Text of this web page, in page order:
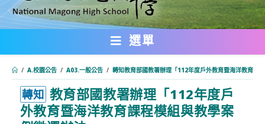
要
內
選單
/ A.校園公告 / A03.一般公告 / 轉知教育部國教署辦理「112年度戶外教育暨海洋教育課
轉知 教育部國教署辦理「112年度戶
外教育暨海洋教育課程模組與教學案